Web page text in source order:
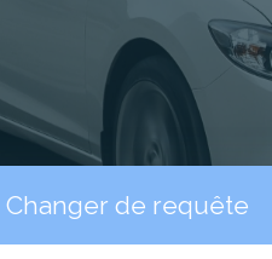
Changer de requête